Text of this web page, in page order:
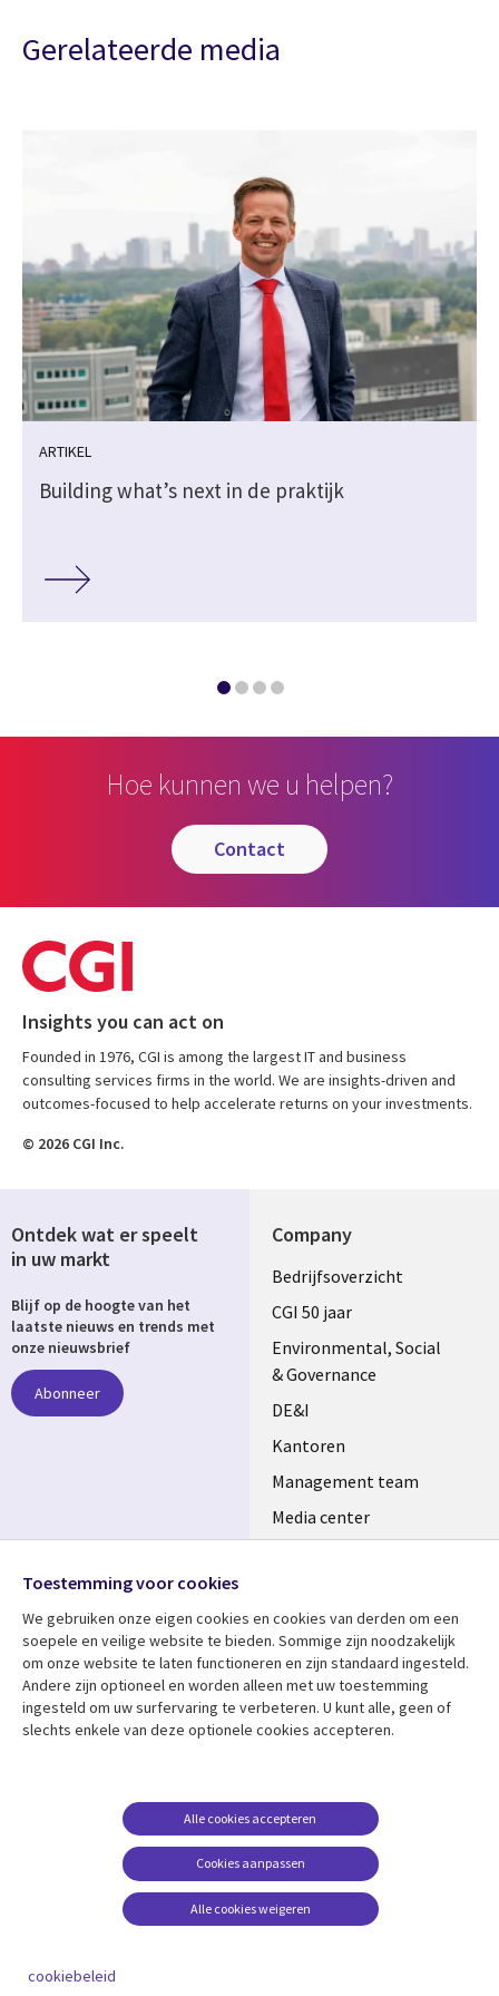
Gerelateerde media
ARTIKEL
Building what’s next in de praktijk
Hoe kunnen we u helpen?
contact
Insights you can act on
Founded in 1976, CGI is among the largest IT and business
consulting services firms in the world. We are insights-driven and
outcomes-focused to help accelerate returns on your investments.
© 2026 CGI Inc.
Company
Useful
links
NETHERLANDS
Bedrijfsoverzicht
CGI 50 jaar
Environmental, Social
& Governance
DE&I
Kantoren
Management team
Media center
Bekijk meer
Library
NETHERLANDS
Artikelen
Evenementen
Support
Legal
Disclaimer
Cookie management
Ontdek wat er speelt
in uw markt
Blijf op de hoogte van het
laatste nieuws en trends met
onze nieuwsbrief
Abonneer
Volg ons
Social
Media
NETHERLANDS
Toestemming voor cookies
We gebruiken onze eigen cookies en cookies van derden om een ​​
soepele en veilige website te bieden. Sommige zijn noodzakelijk
om onze website te laten functioneren en zijn standaard ingesteld.
Andere zijn optioneel en worden alleen met uw toestemming
ingesteld om uw surfervaring te verbeteren. U kunt alle, geen of
slechts enkele van deze optionele cookies accepteren.
Cookies aanpassen
Alle cookies accepteren
Alle cookies weigeren
cookiebeleid